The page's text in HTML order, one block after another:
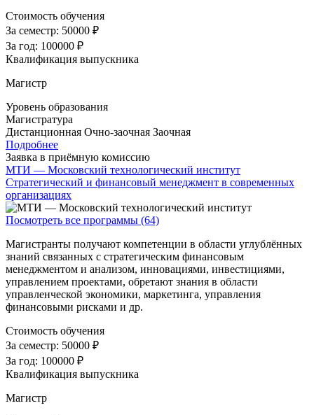
Стоимость обучения
За семестр: 50000 ₽
За год: 100000 ₽
Квалификация выпускника
Магистр
Уровень образования
Магистратура
Дистанционная Очно-заочная Заочная
Подробнее
Заявка в приёмную комиссию
МТИ — Московский технологический институт
Стратегический и финансовый менеджмент в современных
организациях
Посмотреть все программы (64)
Магистранты получают компетенции в области углублённых
знаний связанных с стратегическим финансовым
менеджментом и анализом, инновациями, инвестициями,
управлением проектами, обретают знания в области
управленческой экономики, маркетинга, управления
финансовыми рисками и др.
Стоимость обучения
За семестр: 50000 ₽
За год: 100000 ₽
Квалификация выпускника
Магистр